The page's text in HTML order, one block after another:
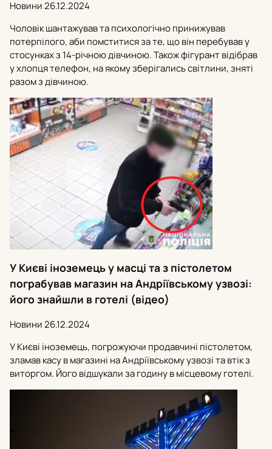
Новини26.12.2024
Чоловік шантажував та психологічно принижував
потерпілого, аби помститися за те, що він перебував у
стосунках з 14-річною дівчиною. Також фігурант відібрав
у хлопця телефон, на якому зберігались світлини, зняті
разом з дівчиною.
У Києві іноземець у масці та з пістолетом
пограбував магазин на Андріївському узвозі:
його знайшли в готелі (відео)
Новини26.12.2024
У Києві іноземець, погрожуючи продавчині пістолетом,
зламав касу в магазині на Андріївському узвозі та втік з
виторгом. Його відшукали за годину в місцевому готелі.